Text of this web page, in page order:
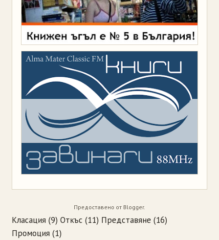
Предоставено от Blogger.
Класация (9) Откъс (11) Представяне (16)
Промоция (1)